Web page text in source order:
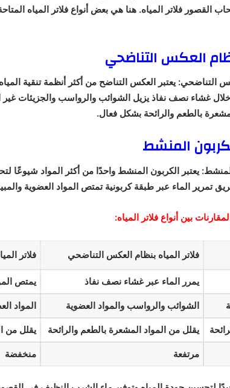
القصور فلاتر المياه. هنا هي بعض أنواع فلاتر المياه
العكس التناضحي
التناضحي: يعتبر العكس التناضح من أكثر أنظمة تنقية
غشاء نصف نفاذ يزيل الشوائب والرواسب والجزيئات غير
بالطعم والرائحة بشكل فعال.
المنشط
المنشط: يعتبر الكربون المنشط واحدًا من أكثر المواد شيوعًا
تمرير الماء عبر طبقة كربونية تمتص المواد العضوية
بين أنواع فلاتر المياه:
فلاتر المياه بنظام العكس التناضحي فلاتر
يمرر الماء عبر غشاء نصف نفاذ يمتص
الشوائب والرواسب والمواد العضوية المواد
يقلل من المواد المشعرة بالطعم والرائحة يقلل من
مرتفعة منخفضة